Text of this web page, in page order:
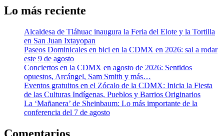
Lo más reciente
Alcaldesa de Tláhuac inaugura la Feria del Elote y la Tortilla
en San Juan Ixtayopan
Paseos Dominicales en bici en la CDMX en 2026: sal a rodar
este 9 de agosto
Conciertos en la CDMX en agosto de 2026: Sentidos
opuestos, Arcángel, Sam Smith y más…
Eventos gratuitos en el Zócalo de la CDMX: Inicia la Fiesta
de las Culturas Indígenas, Pueblos y Barrios Originarios
La ‘Mañanera’ de Sheinbaum: Lo más importante de la
conferencia del 7 de agosto
Comentarios